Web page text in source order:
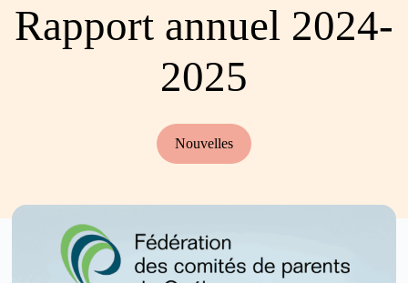
Rapport annuel 2024-
2025
Nouvelles